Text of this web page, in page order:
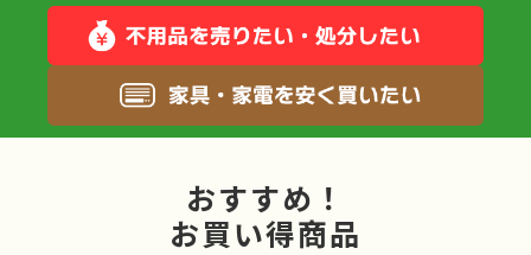
おすすめ！
お買い得商品
スタッフブログ
キャンペーン一覧
サービス一覧